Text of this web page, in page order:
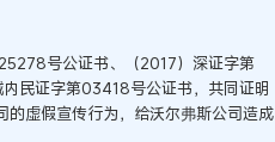
号公证书、（2017）深证字第
民证字第03418号公证书，共同证明
虚假宣传行为，给沃尔弗斯公司造成